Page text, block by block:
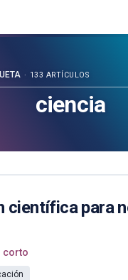
ciencia
133 ARTÍCULOS
científica para
corto